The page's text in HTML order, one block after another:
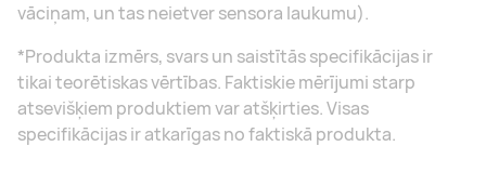
vāciņam, un tas neietver sensora laukumu).
*Produkta izmērs, svars un saistītās specifikācijas ir
tikai teorētiskas vērtības. Faktiskie mērījumi starp
atsevišķiem produktiem var atšķirties. Visas
specifikācijas ir atkarīgas no faktiskā produkta.